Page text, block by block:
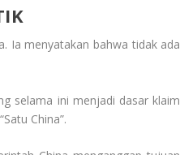
Ia menyatakan bahwa tidak ada
selama ini menjadi dasar klaim
China”.